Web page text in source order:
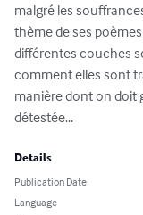
malgré les
thème de ses
différentes couches
comment elles sont
manière dont on doit
détestée...
Details
Publication Date
Language